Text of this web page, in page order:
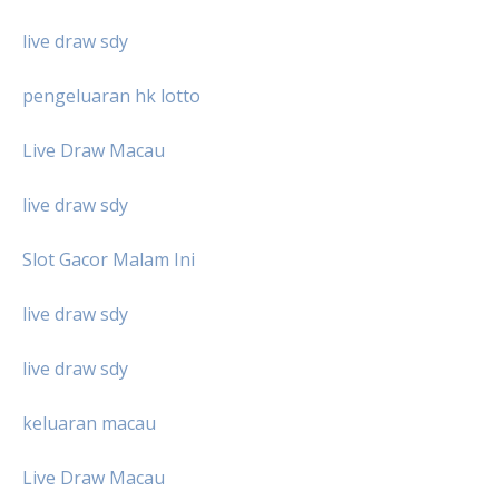
live draw sdy
pengeluaran hk lotto
Live Draw Macau
live draw sdy
Slot Gacor Malam Ini
live draw sdy
live draw sdy
keluaran macau
Live Draw Macau